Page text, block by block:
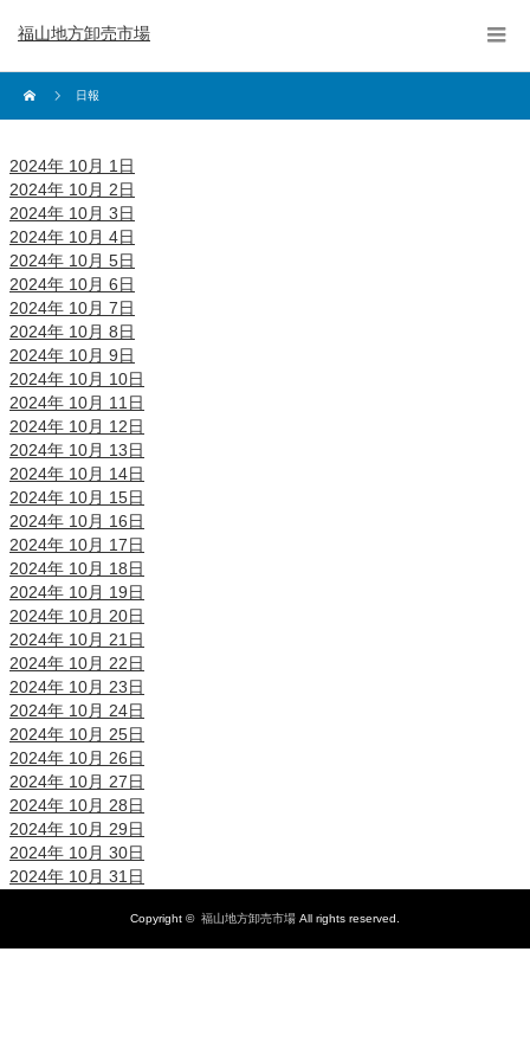
福山地方卸売市場
日報
2024年 10月 1日
2024年 10月 2日
2024年 10月 3日
2024年 10月 4日
2024年 10月 5日
2024年 10月 6日
2024年 10月 7日
2024年 10月 8日
2024年 10月 9日
2024年 10月 10日
2024年 10月 11日
2024年 10月 12日
2024年 10月 13日
2024年 10月 14日
2024年 10月 15日
2024年 10月 16日
2024年 10月 17日
2024年 10月 18日
2024年 10月 19日
2024年 10月 20日
2024年 10月 21日
2024年 10月 22日
2024年 10月 23日
2024年 10月 24日
2024年 10月 25日
2024年 10月 26日
2024年 10月 27日
2024年 10月 28日
2024年 10月 29日
2024年 10月 30日
2024年 10月 31日
Copyright © 福山地方卸売市場 All rights reserved.